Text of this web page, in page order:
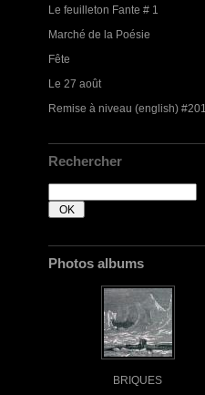
Le feuilleton Fante # 1
Marché de la Poésie
Fête
Le 27 août
Remise à niveau (english) #201
Rechercher
Photos albums
BRIQUES